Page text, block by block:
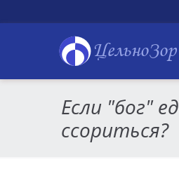
ЦельноЗор
Если "бог"
ссориться?